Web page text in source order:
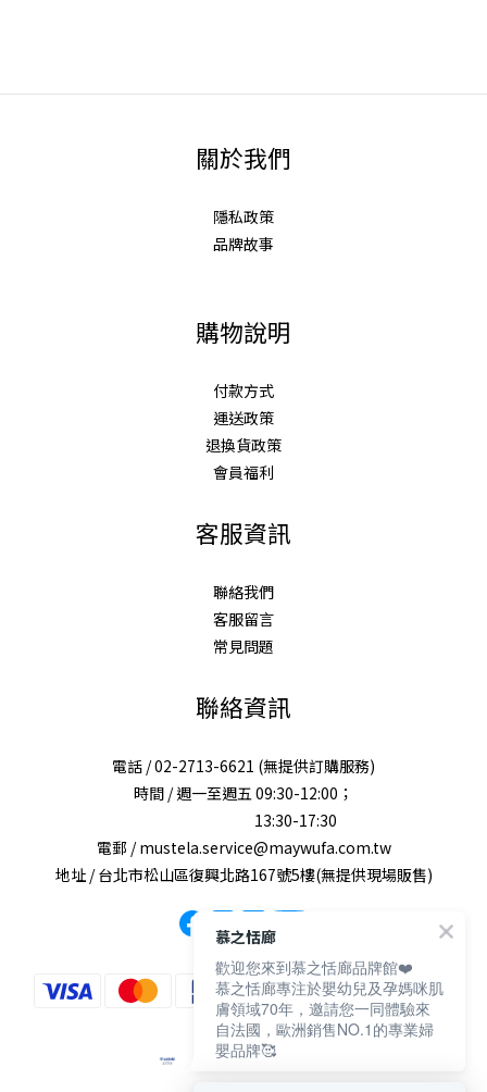
關於我們
隱私政策
品牌故事
購物說明
付款方式
運送政策
退換貨政策
會員福利
客服資訊
聯絡我們
客服留言
常見問題
聯絡資訊
電話 / 02-2713-6621 (無提供訂購服務)
時間 / 週一至週五 09:30-12:00；
13:30-17:30
電郵 / mustela.service@maywufa.com.tw
地址 / 台北市松山區復興北路167號5樓(無提供現場販售)
慕之恬廊
歡迎您來到慕之恬廊品牌館❤️
慕之恬廊專注於嬰幼兒及孕媽咪肌
膚領域70年，邀請您一同體驗來
自法國，歐洲銷售NO.1的專業婦
嬰品牌🥰